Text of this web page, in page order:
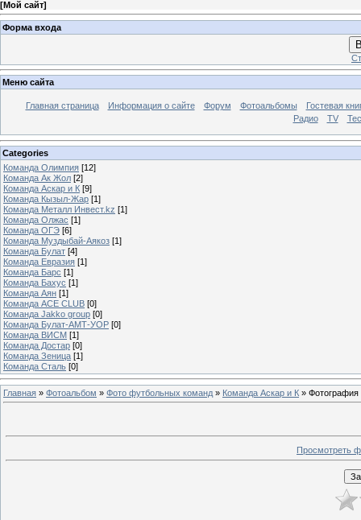
[Мой сайт]
Форма входа
Меню сайта
Главная страница Информация о сайте Форум Фотоальбомы
Гостевая
Радио
TV
Categories
Команда Олимпия [12]
Команда Ак Жол [2]
Команда Аскар и К [9]
Команда Кызыл-Жар [1]
Команда Металл Инвест.kz [1]
Команда Олжас [1]
Команда ОГЭ [6]
Команда Муздыбай-Аякоз [1]
Команда Булат [4]
Команда Евразия [1]
Команда Барс [1]
Команда Бахус [1]
Команда Аян [1]
Команда ACE CLUB [0]
Команда Jakko group [0]
Команда Булат-АМТ-УОР [0]
Команда ВИСМ [1]
Команда Достар [0]
Команда Зеница [1]
Команда Сталь [0]
Главная » Фотоальбом » Фото футбольных команд » Команда Аскар и К » Фотография
Просмотреть